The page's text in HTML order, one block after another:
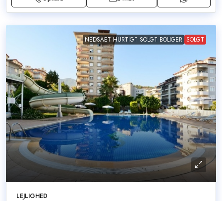
NEDSAET HURTIGT SOLGT BOLIGER SOLGT
LEJLIGHED